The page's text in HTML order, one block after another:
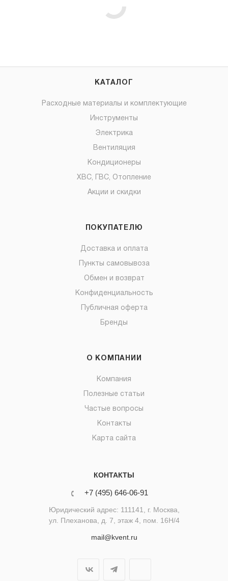
КАТАЛОГ
Расходные материалы и комплектующие
Инструменты
Электрика
Вентиляция
Кондиционеры
ХВС, ГВС, Отопление
Акции и скидки
ПОКУПАТЕЛЮ
Доставка и оплата
Пункты самовывоза
Обмен и возврат
Конфиденциальность
Публичная оферта
Бренды
О КОМПАНИИ
Компания
Полезные статьи
Частые вопросы
Контакты
Карта сайта
КОНТАКТЫ
+7 (495) 646-06-91
Юридический адрес: 111141, г. Москва,
ул. Плеханова, д. 7, этаж 4, пом. 16Н/4
mail@kvent.ru